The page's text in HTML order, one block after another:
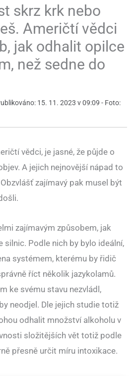
skrz krk nebo
Američtí vědci
jak odhalit opilce
než sedne do
15. 11. 2023 v 09:09 - Foto:
vědci, je jasné, že půjde o
A jejich nejnovější nápad to
zajímavý pak musel být
zajímavým způsobem, jak
silnic. Podle nich by bylo ideální,
systémem, kterému by řidič
říct několik jazykolamů.
ke svému stavu nezvládl,
neodjel. Dle jejich studie totiž
odhalit množství alkoholu v
složitějších vět totiž podle
přesně určit míru intoxikace.